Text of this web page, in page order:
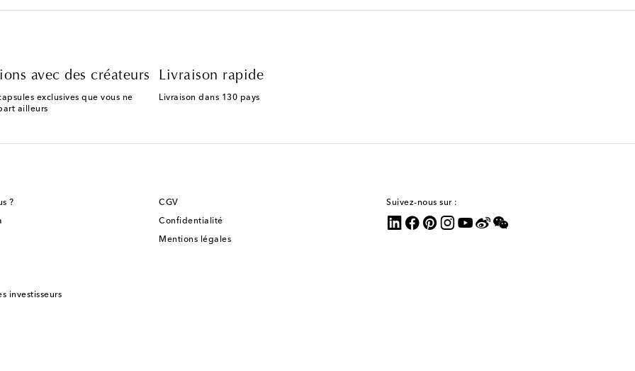
avec des créateurs
exclusives que vous ne
ailleurs
Livraison rapide
Livraison dans 130 pays
?
investisseurs
CGV
Confidentialité
Mentions légales
Suivez-nous sur :